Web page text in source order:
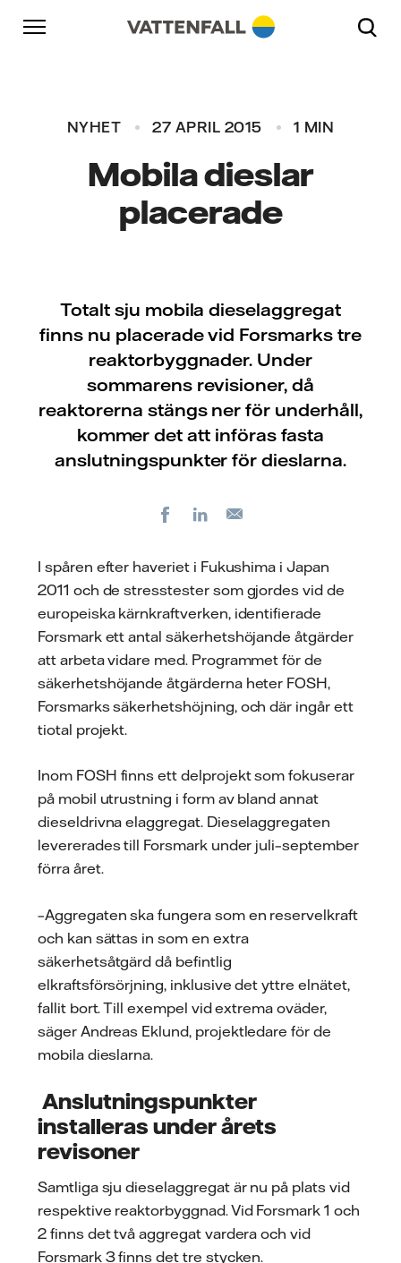
Skip to content
Gå till huvudnavigeringen
Gå till sidfoten
NYHET 27 APRIL 2015 1 MIN
Mobila dieslar
placerade
Totalt sju mobila dieselaggregat
finns nu placerade vid Forsmarks tre
reaktorbyggnader. Under
sommarens revisioner, då
reaktorerna stängs ner för underhåll,
kommer det att införas fasta
anslutningspunkter för dieslarna.
FacebookLinkedIn
I spåren efter haveriet i Fukushima i Japan
2011 och de stresstester som gjordes vid de
europeiska kärnkraftverken, identifierade
Forsmark ett antal säkerhetshöjande åtgärder
att arbeta vidare med. Programmet för de
säkerhetshöjande åtgärderna heter FOSH,
Forsmarks säkerhetshöjning, och där ingår ett
tiotal projekt.
Inom FOSH finns ett delprojekt som fokuserar
på mobil utrustning i form av bland annat
dieseldrivna elaggregat. Dieselaggregaten
levererades till Forsmark under juli–september
förra året.
–Aggregaten ska fungera som en reservelkraft
och kan sättas in som en extra
säkerhetsåtgärd då befintlig
elkraftsförsörjning, inklusive det yttre elnätet,
fallit bort. Till exempel vid extrema oväder,
säger Andreas Eklund, projektledare för de
mobila dieslarna.
Anslutningspunkter
installeras under årets
revisoner
Samtliga sju dieselaggregat är nu på plats vid
respektive reaktorbyggnad. Vid Forsmark 1 och
2 finns det två aggregat vardera och vid
Forsmark 3 finns det tre stycken.
Gå till huvudnavigeringen